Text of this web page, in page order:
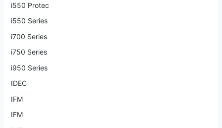
i550 Protec
i550 Series
i700 Series
i750 Series
i950 Series
IDEC
IFM
IFM